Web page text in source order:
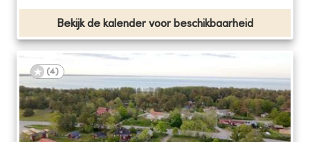
Bekijk de kalender voor beschikbaarheid
(4)